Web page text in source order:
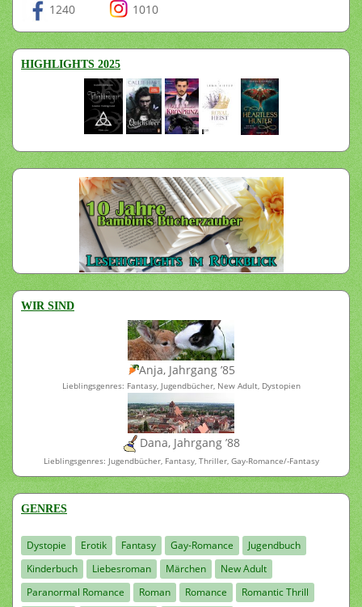
1240 1010
HIGHLIGHTS 2025
WIR SIND
Anja, Jahrgang ’85
Lieblingsgenres: Fantasy, Jugendbücher, New Adult, Dystopien
Dana, Jahrgang ’88
Lieblingsgenres: Jugendbücher, Fantasy, Thriller, Gay-Romance/-Fantasy
GENRES
Dystopie Erotik Fantasy Gay-Romance
Jugendbuch
Kinderbuch
Liebesroman Märchen
New Adult
Paranormal Romance
Roman Romance
Romantic Thrill